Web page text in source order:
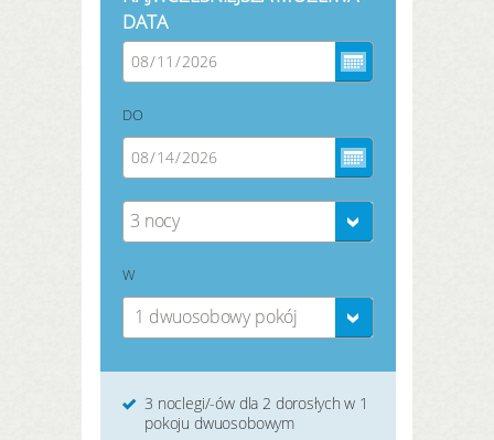
DATA
DO
3 nocy
W
1 dwuosobowy pokój
3 noclegi/-ów dla 2 dorosłych w 1
pokoju dwuosobowym